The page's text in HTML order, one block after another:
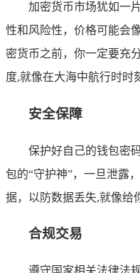
加密货币市场犹如一
性和风险性，价格可能会
密货币之前，你一定要充
度,就像在大海中航行时时
安全保障
保护好自己的钱包密
包的“守护神”，一旦泄露
据，以防数据丢失,就像给
合规交易
遵守国家相关法律法